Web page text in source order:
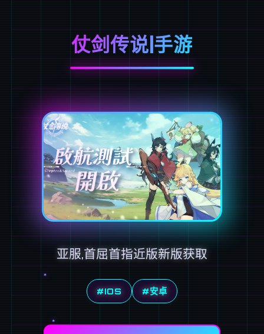
仗剑传说|手游
亚服,首屈首指近版新版获取
#IOS #安卓